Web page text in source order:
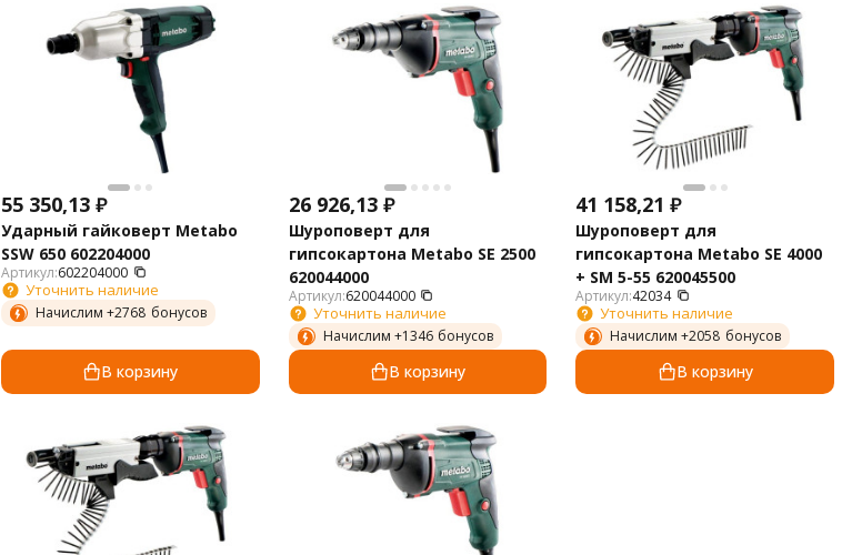
55 350,13 ₽
Ударный гайковерт Metabo
SSW 650 602204000
Артикул:602204000
Уточнить наличие
Начислим +2768 бонусов
В корзину
26 926,13 ₽
Шуроповерт для
гипсокартона Metabo SE 2500
620044000
Артикул:620044000
Уточнить наличие
Начислим +1346 бонусов
В корзину
41 158,21 ₽
Шуроповерт для
гипсокартона Metabo SE 4000
+ SM 5-55 620045500
Артикул:42034
Уточнить наличие
Начислим +2058 бонусов
В корзину